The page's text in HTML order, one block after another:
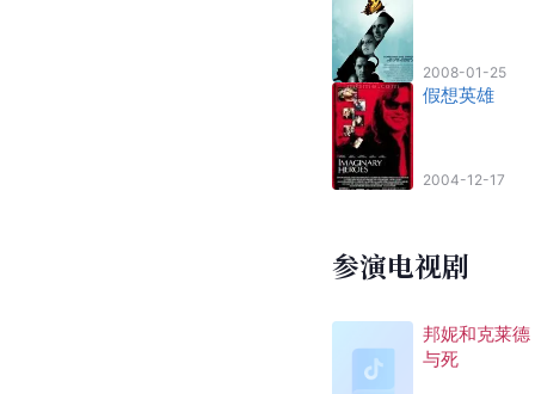
2008-01-25
假想英雄
2004-12-17
参演电视剧
邦妮和克莱德
与死